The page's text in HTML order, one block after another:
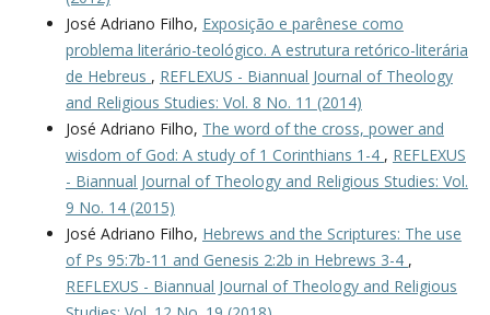
José Adriano Filho, Exposição e parênese como
problema literário-teológico. A estrutura retórico-literária
de Hebreus , REFLEXUS - Biannual Journal of Theology
and Religious Studies: Vol. 8 No. 11 (2014)
José Adriano Filho, The word of the cross, power and
wisdom of God: A study of 1 Corinthians 1-4 , REFLEXUS
- Biannual Journal of Theology and Religious Studies: Vol.
9 No. 14 (2015)
José Adriano Filho, Hebrews and the Scriptures: The use
of Ps 95:7b-11 and Genesis 2:2b in Hebrews 3-4 ,
REFLEXUS - Biannual Journal of Theology and Religious